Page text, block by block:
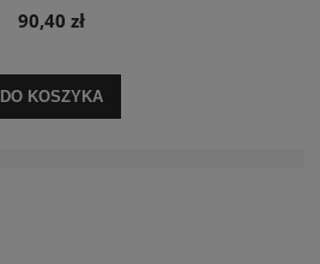
90,40 zł
DO KOSZYKA